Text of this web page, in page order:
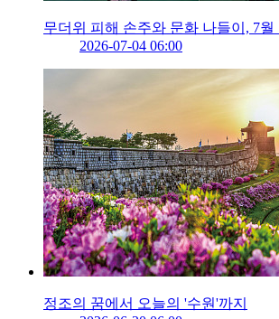
무더위 피해 손주와 문화 나들이, 7월
2026-07-04 06:00
정조의 꿈에서 오늘의 '수원'까지